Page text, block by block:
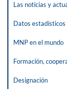
Las noticias y
Datos estadísticos
MNP en el mundo
Formación,
Designación